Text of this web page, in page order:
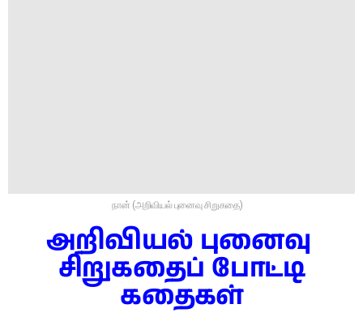
நான் (அறிவியல் புனைவு சிறுகதை)
அறிவியல் புனைவு
சிறுகதைப் போட்டி
கதைகள்